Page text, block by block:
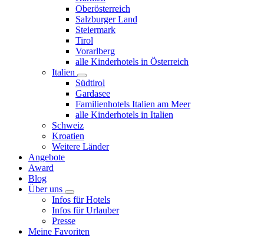
Oberösterreich
Salzburger Land
Steiermark
Tirol
Vorarlberg
alle Kinderhotels in Österreich
Italien
Südtirol
Gardasee
Familienhotels Italien am Meer
alle Kinderhotels in Italien
Schweiz
Kroatien
Weitere Länder
Angebote
Award
Blog
Über uns
Infos für Hotels
Infos für Urlauber
Presse
Meine Favoriten